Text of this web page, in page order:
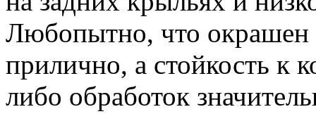
Любопытно, что окрашен
прилично, а стойкость к
либо обработок